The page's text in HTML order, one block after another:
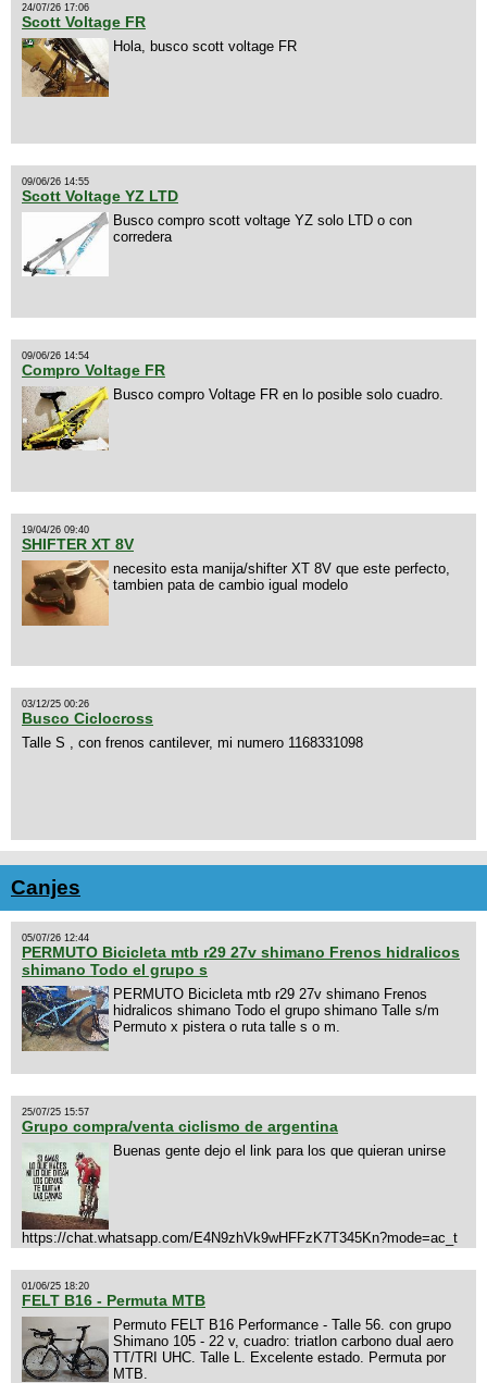
24/07/26 17:06
Scott Voltage FR
Hola, busco scott voltage FR
09/06/26 14:55
Scott Voltage YZ LTD
Busco compro scott voltage YZ solo LTD o con
corredera
09/06/26 14:54
Compro Voltage FR
Busco compro Voltage FR en lo posible solo cuadro.
19/04/26 09:40
SHIFTER XT 8V
necesito esta manija/shifter XT 8V que este perfecto,
tambien pata de cambio igual modelo
03/12/25 00:26
Busco Ciclocross
Talle S , con frenos cantilever, mi numero 1168331098
Canjes
05/07/26 12:44
PERMUTO Bicicleta mtb r29 27v shimano Frenos hidralicos
shimano Todo el grupo s
PERMUTO Bicicleta mtb r29 27v shimano Frenos
hidralicos shimano Todo el grupo shimano Talle s/m
Permuto x pistera o ruta talle s o m.
25/07/25 15:57
Grupo compra/venta ciclismo de argentina
Buenas gente dejo el link para los que quieran unirse
https://chat.whatsapp.com/E4N9zhVk9wHFFzK7T345Kn?mode=ac_t
01/06/25 18:20
FELT B16 - Permuta MTB
Permuto FELT B16 Performance - Talle 56. con grupo
Shimano 105 - 22 v, cuadro: triatlon carbono dual aero
TT/TRI UHC. Talle L. Excelente estado. Permuta por
MTB.